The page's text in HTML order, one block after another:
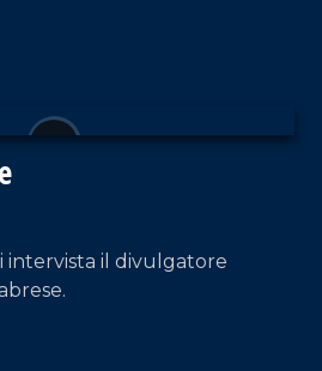
intervista il divulgatore